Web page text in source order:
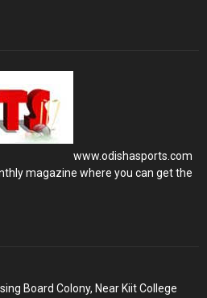
www.odishasports.com
magazine where you can get the
Board Colony, Near Kiit College